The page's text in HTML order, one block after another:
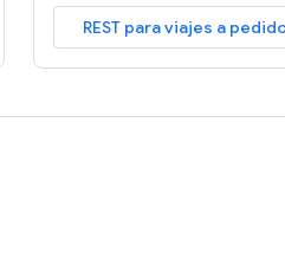
REST para viajes a